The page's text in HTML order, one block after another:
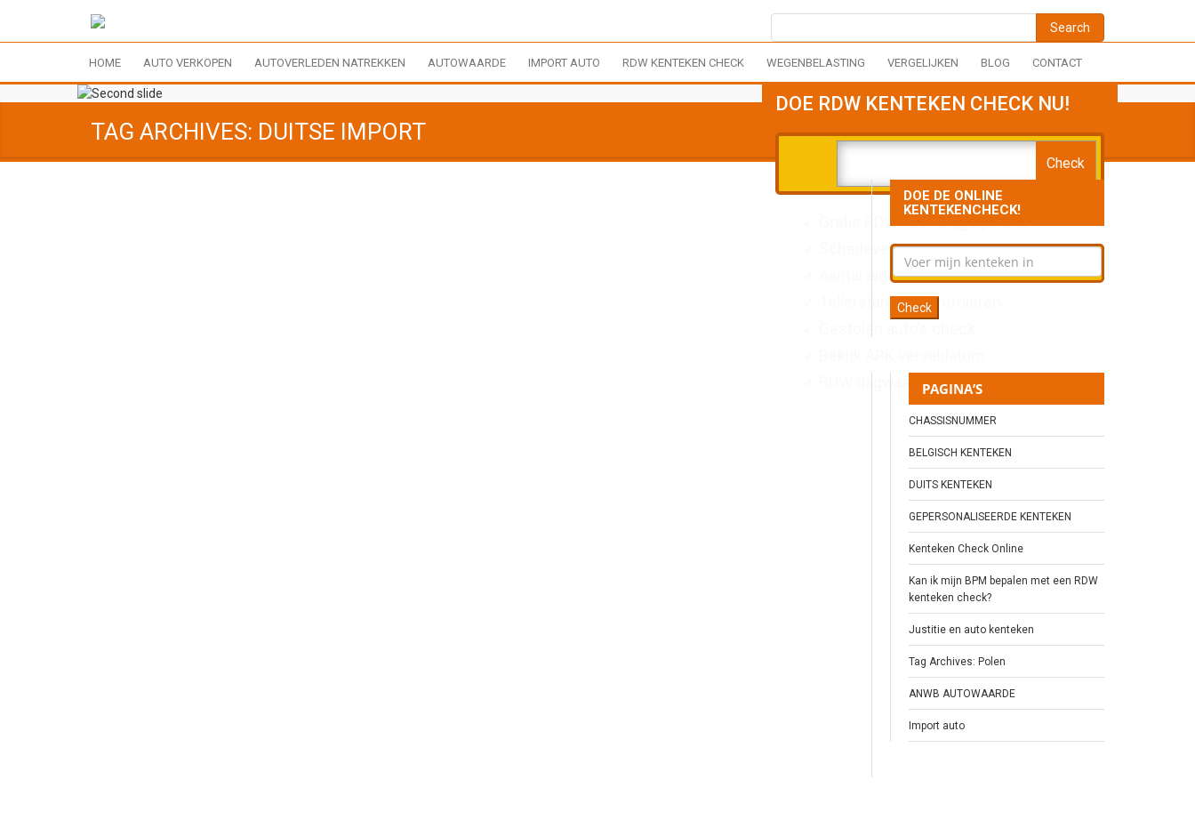
HOME AUTO VERKOPEN AUTOVERLEDEN NATREKKEN AUTOWAARDE IMPORT AUTO RDW KENTEKEN CHECK WEGENBELASTING VERGELIJKEN BLOG CONTACT
DOE RDW KENTEKEN CHECK NU!
✓ Gratis RDW voertuiggegevens
✓ Schadeverleden opvragen
✓ Aantal eigenaren natrekken
✓ Tellerstanden controleren
✓ RDW dagwaarde opvragen
TAG ARCHIVES: DUITSE IMPORT
DOE DE ONLINE
KENTEKENCHECK!
PAGINA’S
CHASSISNUMMER
BELGISCH KENTEKEN
DUITS KENTEKEN
GEPERSONALISEERDE KENTEKEN
Kenteken Check Online
Kan ik mijn BPM bepalen met een RDW
kenteken check?
Justitie en auto kenteken
Tag Archives: Polen
ANWB AUTOWAARDE
Import auto